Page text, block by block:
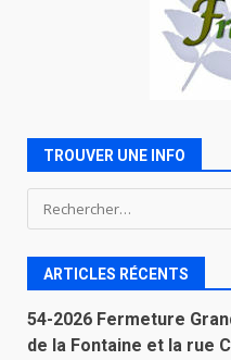
TROUVER UNE INFO
Rechercher :
ARTICLES RÉCENTS
54-2026 Fermeture
de la Fontaine et la rue